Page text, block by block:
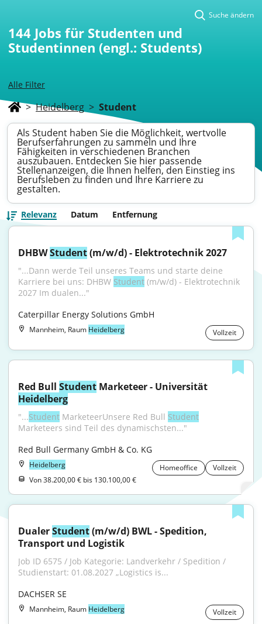
Alle Filter
Suche ändern
144 Jobs für Studenten und
Studentinnen (engl.: Students)
> Heidelberg > Student
Als Student haben Sie die Möglichkeit, wertvolle
Berufserfahrungen zu sammeln und Ihre
Fähigkeiten in verschiedenen Branchen
auszubauen. Entdecken Sie hier passende
Stellenanzeigen, die Ihnen helfen, den Einstieg ins
Berufsleben zu finden und Ihre Karriere zu
gestalten.
Relevanz Datum Entfernung
DHBW Student (m/w/d) - Elektrotechnik 2027
"...Dann werde Teil unseres Teams und starte deine
Karriere bei uns: DHBW Student (m/w/d) - Elektrotechnik
2027 Im dualen..."
Caterpillar Energy Solutions GmbH
Mannheim, Raum Heidelberg Vollzeit
Red Bull Student
Heidelberg
"...Student MarketeerUnsere Red Bull Student
Marketeers sind Teil des dynamischsten..."
Red Bull Germany GmbH & Co. KG
Heidelberg Homeoffice
Vollzeit
Von 38.200,00 € bis 130.100,00 €
Dualer Student (m/w/d) BWL - Spedition,
Transport und Logistik
Job ID 6575 / Job Kategorie: Landverkehr / Spedition /
Studienstart: 01.08.2027 „Logistics is...
DACHSER SE
Mannheim, Raum Heidelberg Vollzeit